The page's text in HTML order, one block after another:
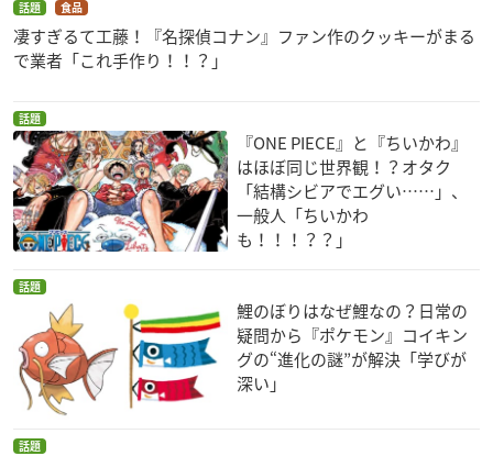
話題 食品
凄すぎるて工藤！『名探偵コナン』ファン作のクッキーがまる
で業者「これ手作り！！？」
話題
『ONE PIECE』と『ちいかわ』
はほぼ同じ世界観！？オタク
「結構シビアでエグい……」、
一般人「ちいかわ
も！！！？？」
話題
鯉のぼりはなぜ鯉なの？日常の
疑問から『ポケモン』コイキン
グの“進化の謎”が解決「学びが
深い」
話題